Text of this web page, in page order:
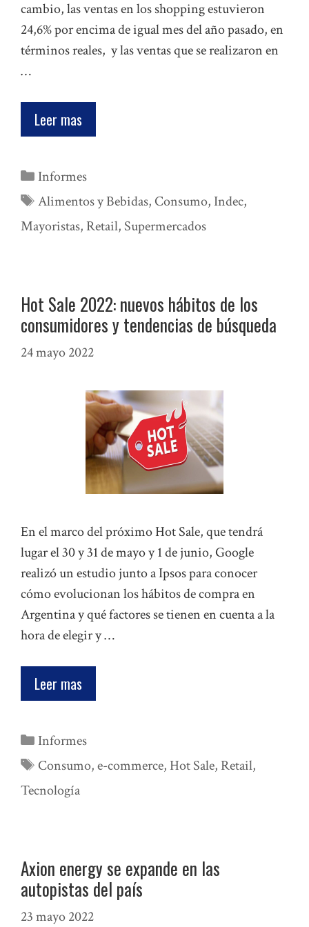
cambio, las ventas en los shopping estuvieron
24,6% por encima de igual mes del año pasado, en
términos reales, y las ventas que se realizaron en
…
Leer mas
Categorías
Informes
Etiquetas
Alimentos y Bebidas, Consumo, Indec,
Mayoristas, Retail, Supermercados
Hot Sale 2022: nuevos hábitos de los
consumidores y tendencias de búsqueda
24 mayo 2022
En el marco del próximo Hot Sale, que tendrá
lugar el 30 y 31 de mayo y 1 de junio, Google
realizó un estudio junto a Ipsos para conocer
cómo evolucionan los hábitos de compra en
Argentina y qué factores se tienen en cuenta a la
hora de elegir y …
Leer mas
Categorías
Informes
Etiquetas
Consumo,e-commerce, Hot Sale, Retail,
Tecnología
Axion energy se expande en las
autopistas del país
23 mayo 2022